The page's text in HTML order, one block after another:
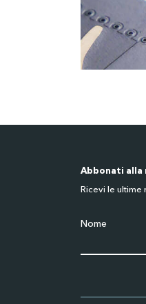
Abbonati
Ricevi le ultime
Nome